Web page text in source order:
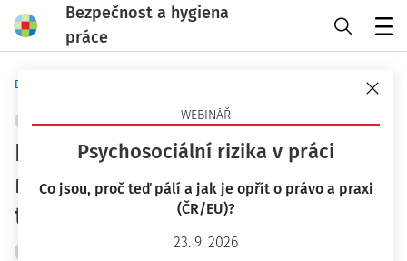
Bezpečnost a hygiena
práce
WEBINÁŘ
Psychosociální rizika v práci
Co jsou, proč teď pálí a jak je opřít o právo a praxi
(ČR/EU)?
23. 9. 2026
Domů
STROJNÍ A TECHNICKÁ ZAŘÍZENÍ, NÁŘADÍ + PŘIDAT VLASTNÍ
Postup legislativních prací při
rekodifikaci vyhrazených
technických zařízení
Mgr. Bc. Lucie Kyselová